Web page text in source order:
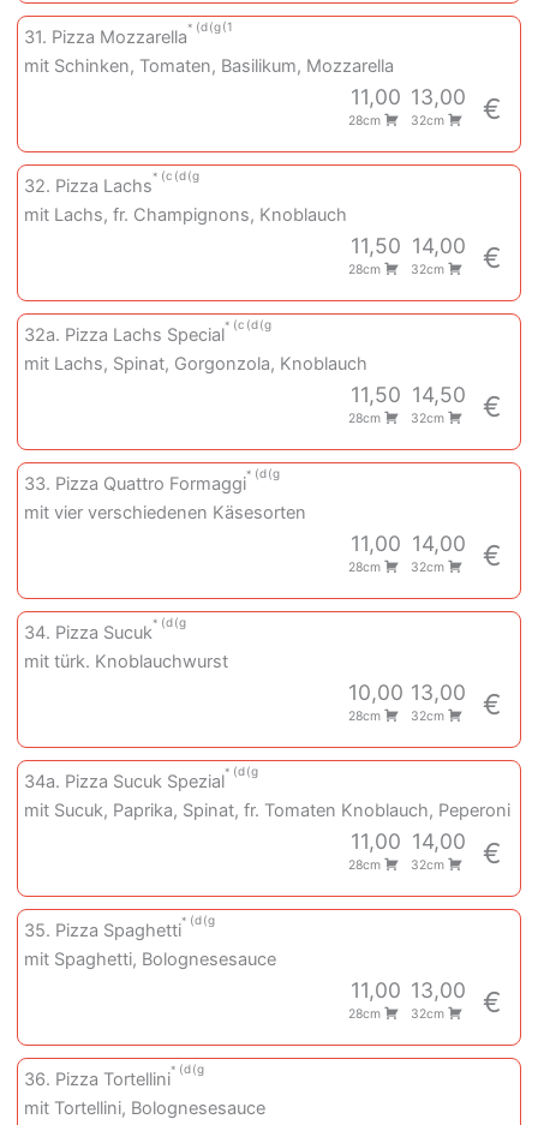
31. Pizza Mozzarella
d g 1
mit Schinken, Tomaten, Basilikum, Mozzarella
11,00
28cm
13,00
32cm €
32. Pizza Lachs
c d g
mit Lachs, fr. Champignons, Knoblauch
11,50
28cm
14,00
32cm €
32a. Pizza Lachs Special
c d g
mit Lachs, Spinat, Gorgonzola, Knoblauch
11,50
28cm
14,50
32cm €
33. Pizza Quattro Formaggi
d g
mit vier verschiedenen Käsesorten
11,00
28cm
14,00
32cm €
34. Pizza Sucuk
d g
mit türk. Knoblauchwurst
10,00
28cm
13,00
32cm €
34a. Pizza Sucuk Spezial
d g
mit Sucuk, Paprika, Spinat, fr. Tomaten Knoblauch, Peperoni
11,00
28cm
14,00
32cm €
35. Pizza Spaghetti
d g
mit Spaghetti, Bolognesesauce
11,00
28cm
13,00
32cm €
36. Pizza Tortellini
d g
mit Tortellini, Bolognesesauce